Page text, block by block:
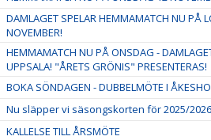
DAMLAGET SPELAR HEMMAMATCH NU PÅ
NOVEMBER!
HEMMAMATCH NU PÅ ONSDAG -
UPPSALA! "ÅRETS GRÖNIS" PRESENTERAS!
BOKA SÖNDAGEN - DUBBELMÖTE I
Nu släpper vi säsongskorten för 2025/
KALLELSE TILL ÅRSMÖTE